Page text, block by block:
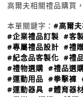
高爾夫相關禮品購買
本單關鍵字： #高爾
#企業禮品訂製 #客
#專屬禮品設計 #禮
#紀念品客製化 #禮
#禮物選購 #禮品選
#運動用品 #拳擊褲
#運動器具 #體育器